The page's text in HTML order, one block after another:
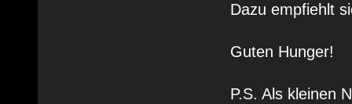
Dazu empfiehlt
Guten Hunger!
P.S. Als kleinen